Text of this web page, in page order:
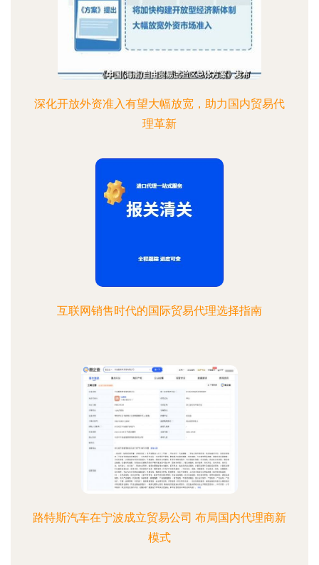
深化开放外资准入有望大幅放宽，助力国内贸易代
理革新
互联网销售时代的国际贸易代理选择指南
路特斯汽车在宁波成立贸易公司 布局国内代理商新
模式